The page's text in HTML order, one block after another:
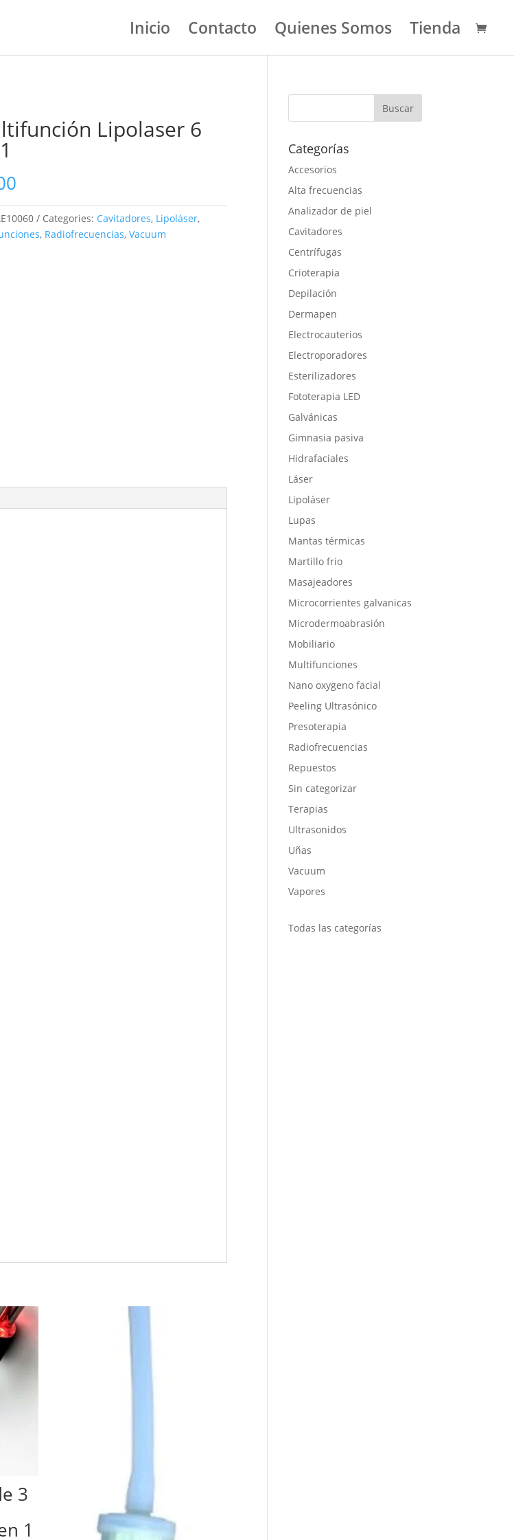
Inicio Contacto Quienes Somos Tienda
Lipolaser 6
Categories: Cavitadores, Lipoláser,
, Radiofrecuencias, Vacuum
3
1
Categorías
Accesorios
Alta frecuencias
Analizador de piel
Cavitadores
Centrífugas
Crioterapia
Depilación
Dermapen
Electrocauterios
Electroporadores
Esterilizadores
Fototerapia LED
Galvánicas
Gimnasia pasiva
Hidrafaciales
Láser
Lipoláser
Lupas
Mantas térmicas
Martillo frio
Masajeadores
Microcorrientes galvanicas
Microdermoabrasión
Mobiliario
Multifunciones
Nano oxygeno facial
Peeling Ultrasónico
Presoterapia
Radiofrecuencias
Repuestos
Sin categorizar
Terapias
Ultrasonidos
Uñas
Vacuum
Vapores
Todas las categorías